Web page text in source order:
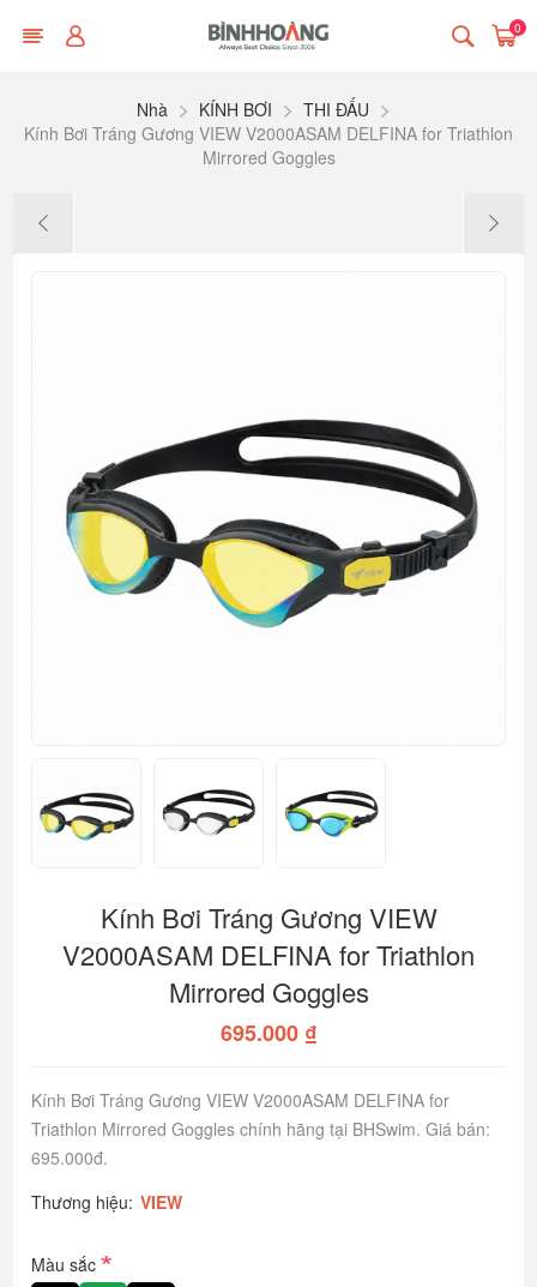
0
Nhà KÍNH BƠI
THI ĐẤU
Kính Bơi Tráng Gương VIEW V2000ASAM DELFINA for Triathlon
Mirrored Goggles
Kính Bơi Tráng Gương VIEW
V2000ASAM DELFINA for Triathlon
Mirrored Goggles
695.000 ₫
Kính Bơi Tráng Gương VIEW V2000ASAM DELFINA for
Triathlon Mirrored Goggles chính hãng tại BHSwim. Giá bán:
695.000đ.
Thương hiệu: VIEW
Màu sắc*